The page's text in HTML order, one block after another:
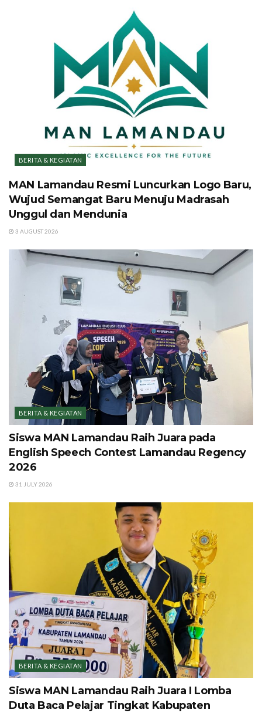
BERITA & KEGIATAN
MAN Lamandau Resmi Luncurkan Logo Baru,
Wujud Semangat Baru Menuju Madrasah
Unggul dan Mendunia
3 AUGUST 2026
BERITA & KEGIATAN
Siswa MAN Lamandau Raih Juara pada
English Speech Contest Lamandau Regency
2026
31 JULY 2026
BERITA & KEGIATAN
Siswa MAN Lamandau Raih Juara I Lomba
Duta Baca Pelajar Tingkat Kabupaten